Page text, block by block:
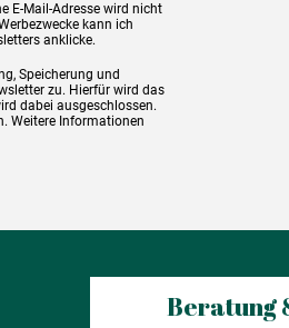
E-Mail-Adresse wird nicht
kann ich
anklicke.
Speicherung und
zu. Hierfür wird das
dabei ausgeschlossen.
Weitere Informationen
Beratung